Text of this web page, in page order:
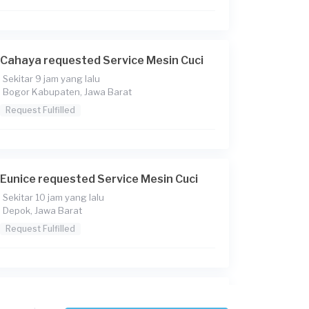
Cahaya requested Service Mesin Cuci
Sekitar 9 jam yang lalu
Bogor Kabupaten, Jawa Barat
Request Fulfilled
Eunice requested Service Mesin Cuci
Sekitar 10 jam yang lalu
Depok, Jawa Barat
Request Fulfilled